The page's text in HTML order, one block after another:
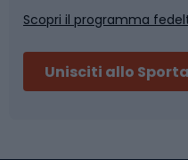
Scopri il programma
Unisciti allo